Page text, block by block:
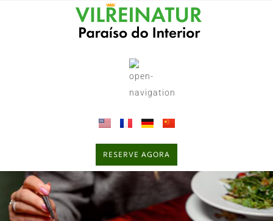
RESERVE AGORA